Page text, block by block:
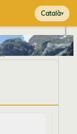
Català